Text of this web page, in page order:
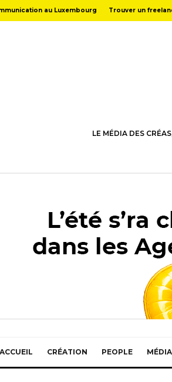
au Luxembourg Trouver un
LE MÉDIA DES
ACCUEIL CRÉATION PEOPLE